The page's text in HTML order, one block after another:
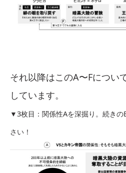
それ以降はこのA〜Fについ
しています。
▼3枚目：関係性Aを深掘り。続きの
さい！